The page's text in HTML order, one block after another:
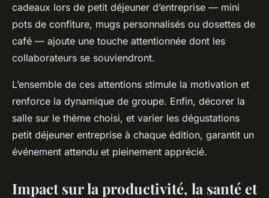
cadeaux lors de petit déjeuner d’entreprise — mini
pots de confiture, mugs personnalisés ou dosettes de
café — ajoute une touche attentionnée dont les
collaborateurs se souviendront.
L’ensemble de ces attentions stimule la motivation et
renforce la dynamique de groupe. Enfin, décorer la
salle sur le thème choisi, et varier les dégustations
petit déjeuner entreprise à chaque édition, garantit un
événement attendu et pleinement apprécié.
Impact sur la productivité, la santé et